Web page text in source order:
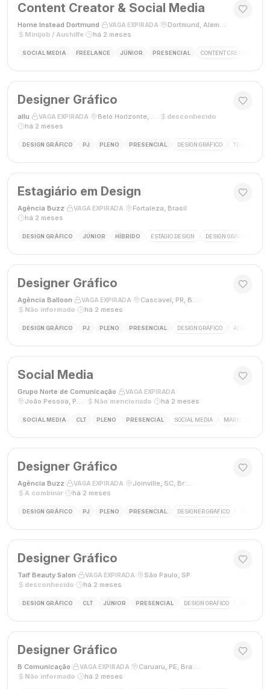
Content Creator & Social Media
Home Instead Dortmund VAGA EXPIRADA Dortmund, Alemanha
Minijob / Aushilfe
há 2 meses
SOCIAL MEDIA FREELANCE JÚNIOR PRESENCIAL CONTENT CREATOR
Designer Gráfico
allu VAGA EXPIRADA Belo Horizonte, MG, Brasil desconhecido
há 2 meses
DESIGN GRÁFICO PJ PLENO PRESENCIAL DESIGN GRÁFICO TRÁFEGO
Estagiário em Design
Agência Buzz VAGA EXPIRADA Fortaleza, Brasil
há 2 meses
DESIGN GRÁFICO JÚNIOR HÍBRIDO ESTÁGIO DESIGN DESIGN GRÁFICO
Designer Gráfico
Agência Balloon VAGA EXPIRADA Cascavel, PR, Brasil
Não informado
há 2 meses
DESIGN GRÁFICO PJ PLENO PRESENCIAL DESIGN GRÁFICO ADOBE
Social Media
Grupo Norte de Comunicação VAGA EXPIRADA
João Pessoa, Paraíba, Brasil
Não mencionado há 2 meses
SOCIAL MEDIA CLT PLENO PRESENCIAL SOCIAL MEDIA MARKETING
Designer Gráfico
Agência Buzz VAGA EXPIRADA Joinville, SC, Brasil
A combinar
há 2 meses
DESIGN GRÁFICO PJ PLENO PRESENCIAL DESIGNER GRÁFICO
Designer Gráfico
Taif Beauty Salon VAGA EXPIRADA São Paulo, SP
desconhecido
há 2 meses
DESIGN GRÁFICO CLT JÚNIOR PRESENCIAL DESIGN GRÁFICO
Designer Gráfico
B Comunicação VAGA EXPIRADA Caruaru, PE, Brasil
Não informado
há 2 meses